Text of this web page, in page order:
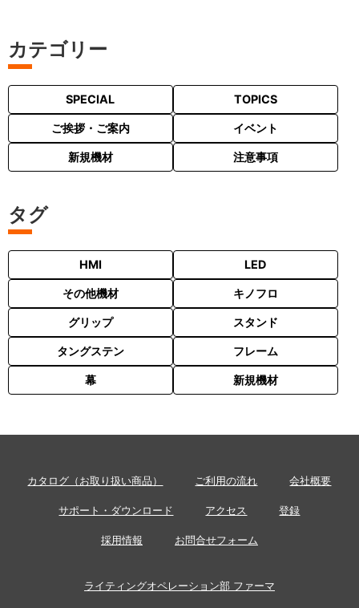
カテゴリー
SPECIAL TOPICS
ご挨拶・ご案内 イベント
新規機材 注意事項
タグ
HMI LED
その他機材 キノフロ
グリップ スタンド
タングステン フレーム
幕 新規機材
カタログ（お取り扱い商品） ご利用の流れ 会社概要
サポート・ダウンロード アクセス 登録
採用情報 お問合せフォーム
ライティングオペレーション部 ファーマ